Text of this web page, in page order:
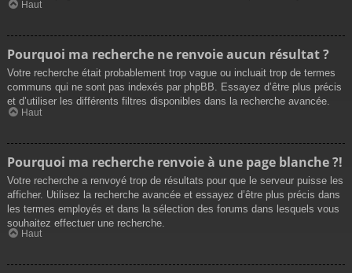
Haut
Pourquoi ma recherche ne renvoie aucun résultat ?
Votre recherche était probablement trop vague ou incluait trop de termes
communs qui ne sont pas indexés par phpBB. Essayez d’être plus précis
et d’utiliser les différents filtres disponibles dans la recherche avancée.
Haut
Pourquoi ma recherche renvoie à une page blanche ?!
Votre recherche a renvoyé trop de résultats pour que le serveur puisse les
afficher. Utilisez la recherche avancée et essayez d’être plus précis dans
les termes employés et dans la sélection des forums dans lesquels vous
souhaitez effectuer une recherche.
Haut